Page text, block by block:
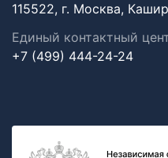
115522, г. Москва,
Единый контактный
+7 (499) 444-24-24